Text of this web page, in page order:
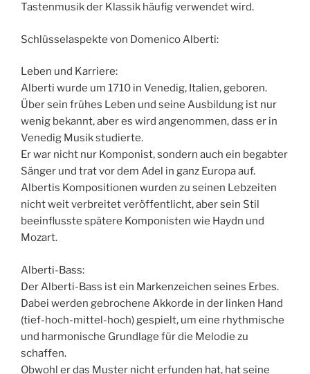
Tastenmusik der Klassik häufig verwendet wird.
Schlüsselaspekte von Domenico Alberti:
Leben und Karriere:
Alberti wurde um 1710 in Venedig, Italien, geboren.
Über sein frühes Leben und seine Ausbildung ist nur
wenig bekannt, aber es wird angenommen, dass er in
Venedig Musik studierte.
Er war nicht nur Komponist, sondern auch ein begabter
Sänger und trat vor dem Adel in ganz Europa auf.
Albertis Kompositionen wurden zu seinen Lebzeiten
nicht weit verbreitet veröffentlicht, aber sein Stil
beeinflusste spätere Komponisten wie Haydn und
Mozart.
Alberti-Bass:
Der Alberti-Bass ist ein Markenzeichen seines Erbes.
Dabei werden gebrochene Akkorde in der linken Hand
(tief-hoch-mittel-hoch) gespielt, um eine rhythmische
und harmonische Grundlage für die Melodie zu
schaffen.
Obwohl er das Muster nicht erfunden hat, hat seine